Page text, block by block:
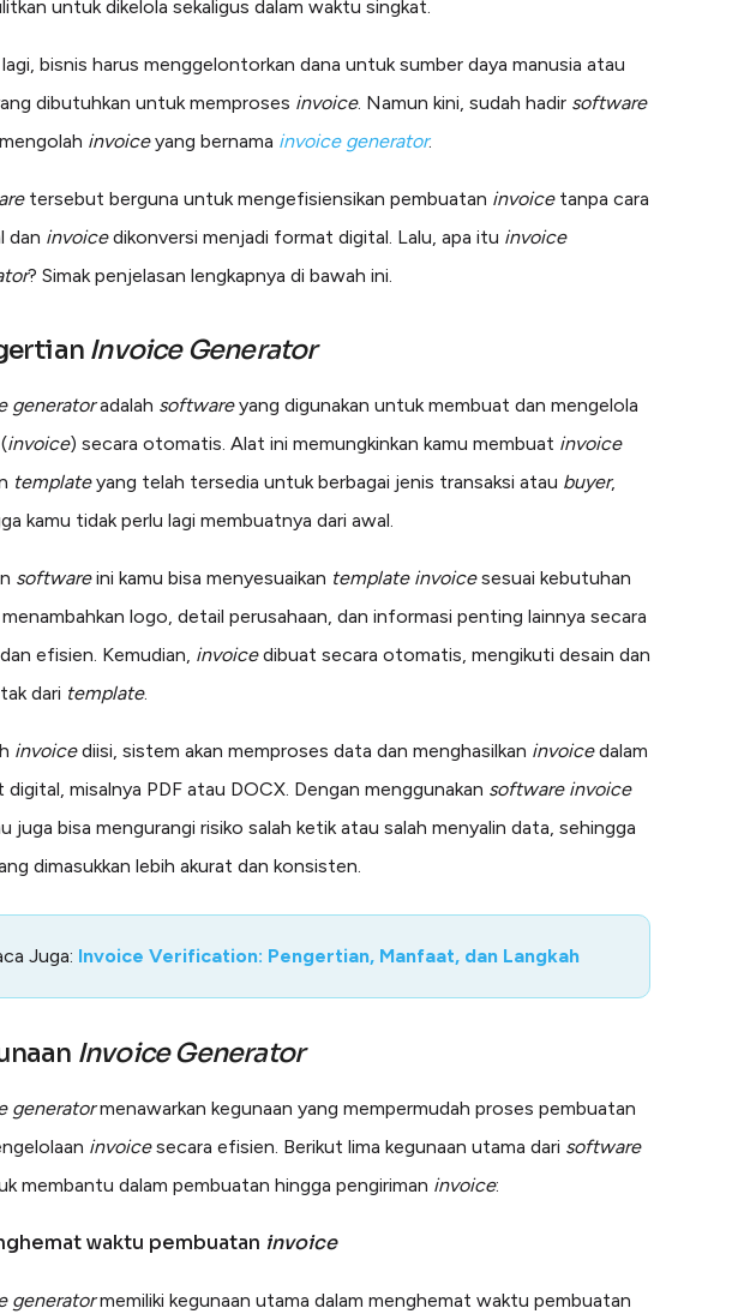
untuk dikelola sekaligus dalam waktu singkat.
bisnis harus menggelontorkan dana untuk sumber daya manusia atau
dibutuhkan untuk memproses invoice. Namun kini, sudah hadir software
invoiceyang bernama invoice generator.
tersebut berguna untuk mengefisiensikan pembuatan invoice tanpa cara
dan invoicedikonversi menjadi format digital. Lalu, apa itu invoice
? Simak penjelasan lengkapnya di bawah ini.
Invoice Generator
generatoradalah softwareyang digunakan untuk membuat dan mengelola
invoice) secara otomatis. Alat ini memungkinkan kamu membuat invoice
templateyang telah tersedia untuk berbagai jenis transaksi atau buyer,
kamu tidak perlu lagi membuatnya dari awal.
softwareini kamu bisa menyesuaikan template invoicesesuai kebutuhan
logo, detail perusahaan, dan informasi penting lainnya secara
efisien. Kemudian, invoicedibuat secara otomatis, mengikuti desain dan
dari template.
invoicediisi, sistem akan memproses data dan menghasilkan invoicedalam
misalnya PDF atau DOCX. Dengan menggunakan software invoice
juga bisa mengurangi risiko salah ketik atau salah menyalin data, sehingga
dimasukkan lebih akurat dan konsisten.
Juga: Invoice Verification: Pengertian, Manfaat, dan Langkah
Invoice Generator
generatormenawarkan kegunaan yang mempermudah proses pembuatan
invoicesecara efisien. Berikut lima kegunaan utama dari software
membantu dalam pembuatan hingga pengiriman invoice:
waktu pembuatan invoice
generatormemiliki kegunaan utama dalam menghemat waktu pembuatan